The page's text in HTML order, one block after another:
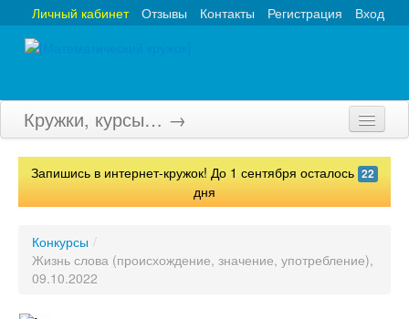
Вход
Регистрация
Контакты
Отзывы
Личный кабинет
Кружки, курсы… →
Главная
Олимпиады
Запишись в интернет-кружок! До 1 сентября осталось 22
дня
Конкурсы /
Жизнь слова (происхождение, значение, употребление),
09.10.2022